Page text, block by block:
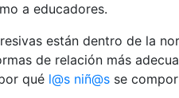
a educadores.
están dentro de la
de relación más
qué l@s niñ@sse